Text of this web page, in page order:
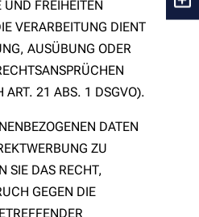
UND FREIHEITEN
VERARBEITUNG DIENT
AUSÜBUNG ODER
ART. 21 ABS. 1 DSGVO).
DATEN
ZU
SIE DAS RECHT,
GEGEN DIE